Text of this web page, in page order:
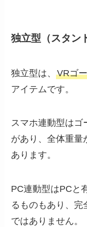
独立型（スタン
独立型は、VRゴ
アイテムです。
スマホ連動型はゴ
があり、全体重量
あります。
PC連動型はPCと
るものもあり、完
ではありません。